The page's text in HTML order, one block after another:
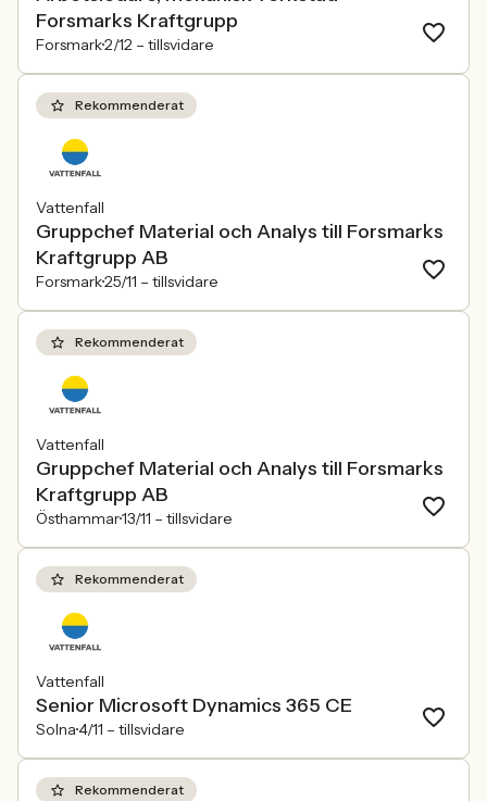
Forsmarks Kraftgrupp
Forsmark2/12 – tillsvidare
Rekommenderat
Vattenfall
Gruppchef Material och Analys till Forsmarks
Kraftgrupp AB
Forsmark25/11 – tillsvidare
Rekommenderat
Vattenfall
Gruppchef Material och Analys till Forsmarks
Kraftgrupp AB
Östhammar13/11 – tillsvidare
Rekommenderat
Vattenfall
Senior Microsoft Dynamics 365 CE
Solna4/11 – tillsvidare
Rekommenderat